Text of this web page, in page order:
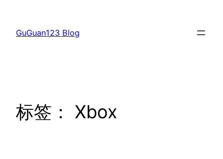
GuGuan123 Blog
标签： Xbox